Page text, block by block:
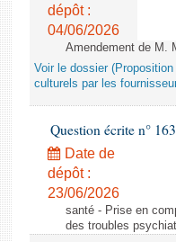
Budget et sécurité sociale
Questions écrites et
Comptes rendus des
dépôt :
04/06/2026
Amendement de M.
Voir le dossier
culturels par les
Question écrite n°
Date de
dépôt :
23/06/2026
santé - Prise en
des troubles